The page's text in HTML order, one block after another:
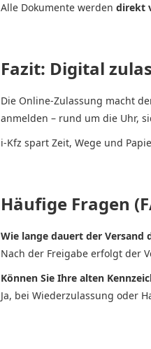
Alle Dokumente werden direkt
Fazit: Digital
Die Online-Zulassung macht
anmelden – rund um die Uhr,
i-Kfz spart Zeit, Wege und
Häufige Fragen
Wie lange dauert der Versand
Nach der Freigabe erfolgt der
Können Sie Ihre alten
Ja, bei Wiederzulassung oder